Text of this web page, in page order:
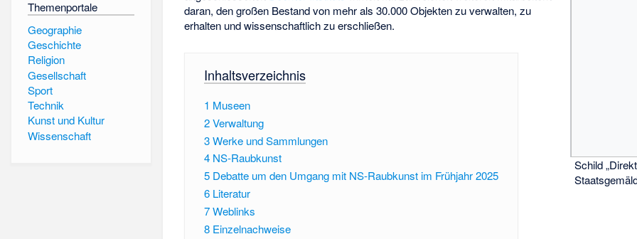
Themenportale
Geographie
Geschichte
Religion
Gesellschaft
Sport
Technik
Kunst und Kultur
Wissenschaft
Schild
daran, den großen Bestand von mehr als 30.000 Objekten zu verwalten, zu
erhalten und wissenschaftlich zu erschließen.
Inhaltsverzeichnis
1 Museen
2Verwaltung
3Werke und Sammlungen
4 NS-Raubkunst
5 Debatte um den Umgang mit NS-Raubkunst im Frühjahr 2025
6 Literatur
7Weblinks
8 Einzelnachweise